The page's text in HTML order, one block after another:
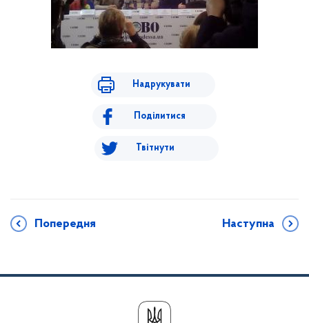
Надрукувати
Поділитися
Твітнути
Попередня Наступна